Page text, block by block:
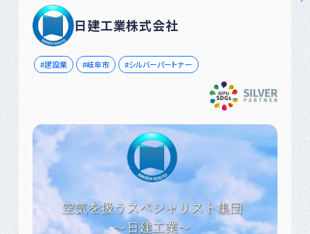
日建工業株式会社
建設業 岐阜市 シルバーパートナー